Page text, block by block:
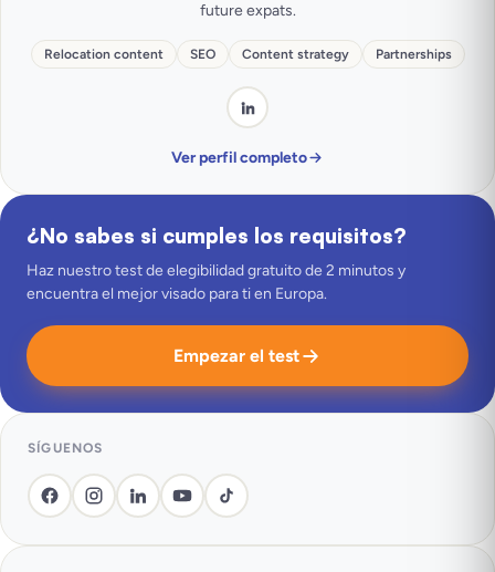
future expats.
Relocation content SEO Content strategy Partnerships
Ver perfil completo
¿No sabes si cumples los requisitos?
Haz nuestro test de elegibilidad gratuito de 2 minutos y
encuentra el mejor visado para ti en Europa.
Empezar el test
SÍGUENOS